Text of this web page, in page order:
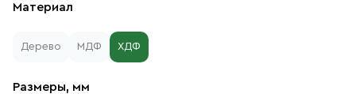
Материал
Дерево МДФ ХДФ
Размеры, мм